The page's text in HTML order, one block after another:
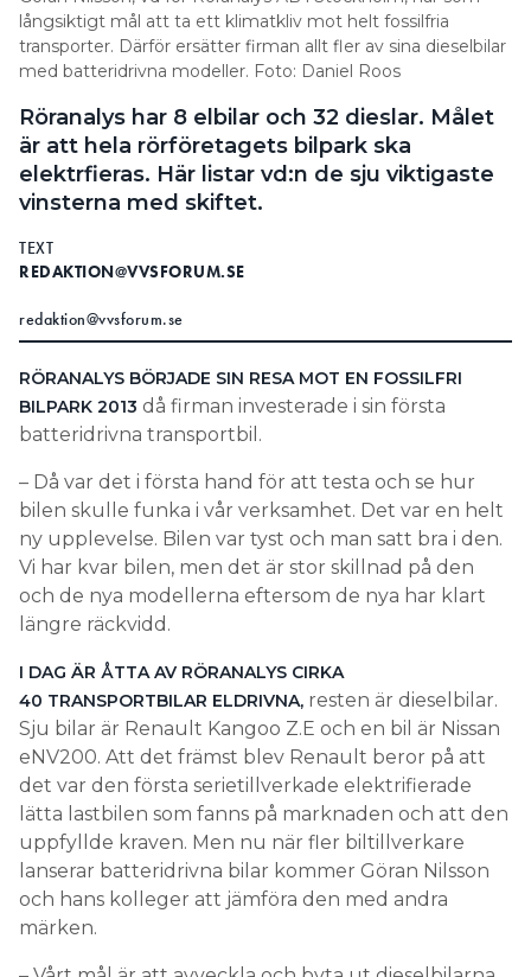
Information om GDPR
Search for:
SEARCH
långsiktigt mål att ta ett klimatkliv mot helt fossilfria
transporter. Därför ersätter firman allt fler av sina dieselbilar
med batteridrivna modeller. Foto: Daniel Roos
Röranalys har 8 elbilar och 32 dieslar. Målet
är att hela rörföretagets bilpark ska
elektrfieras. Här listar vd:n de sju viktigaste
vinsterna med skiftet.
TEXT
REDAKTION@VVSFORUM.SE
redaktion@vvsforum.se
RÖRANALYS BÖRJADE SIN RESA MOT EN FOSSILFRI
BILPARK 2013 då firman investerade i sin första
batteridrivna transportbil.
– Då var det i första hand för att testa och se hur
bilen skulle funka i vår verksamhet. Det var en helt
ny upplevelse. Bilen var tyst och man satt bra i den.
Vi har kvar bilen, men det är stor skillnad på den
och de nya modellerna eftersom de nya har klart
längre räckvidd.
I DAG ÄR ÅTTA AV RÖRANALYS CIRKA
40 TRANSPORTBILAR ELDRIVNA, resten är dieselbilar.
Sju bilar är Renault Kangoo Z.E och en bil är Nissan
eNV200. Att det främst blev Renault beror på att
det var den första serietillverkade elektrifierade
lätta lastbilen som fanns på marknaden och att den
uppfyllde kraven. Men nu när fler biltillverkare
lanserar batteridrivna bilar kommer Göran Nilsson
och hans kolleger att jämföra den med andra
märken.